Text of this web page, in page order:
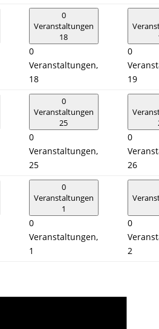
0
Veranstaltungen
18
0
Veranstaltungen,
18
0
19
0
Veranstaltungen
25
0
Veranstaltungen,
25
0
26
0
Veranstaltungen
1
0
Veranstaltungen,
1
0
2